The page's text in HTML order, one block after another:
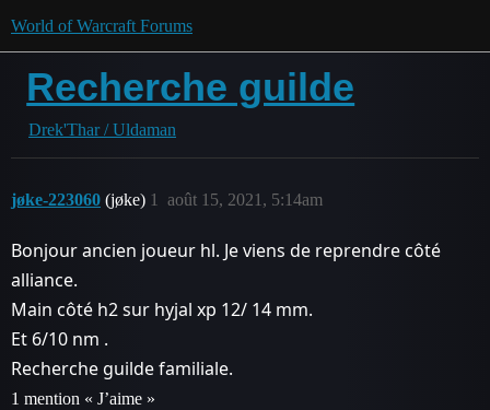
World of Warcraft Forums
Recherche guilde
Drek'Thar / Uldaman
jøke-223060 (jøke) août 15, 2021, 5:14am
1
Bonjour ancien joueur hl. Je viens de reprendre côté
alliance.
Main côté h2 sur hyjal xp 12/ 14 mm.
Et 6/10 nm .
Recherche guilde familiale.
1 mention « J’aime »